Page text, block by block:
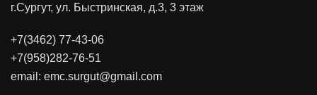
г.Сургут, ул. Быстринская, д.3, 3 этаж
+7(3462) 77-43-06
+7(958)282-76-51
email: emc.surgut@gmail.com